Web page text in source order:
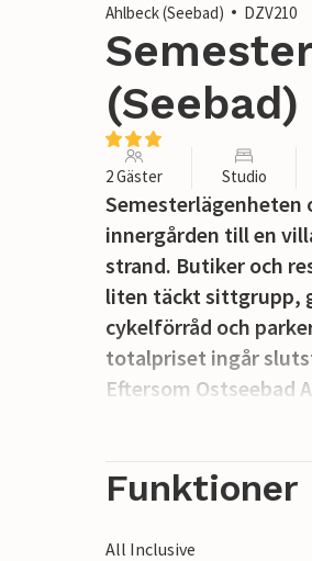
Ahlbeck (Seebad)
DZV210
2 Gäster Studio
Semesterlägenheten
innergården till en
strand. Butiker och
liten täckt sittgrupp,
cykelförråd och
totalpriset ingår
Eftersom Ostseebad
på plats. Hundar är
med ett kombinerat
möblerad uteservering.
Funktioner
All Inclusive